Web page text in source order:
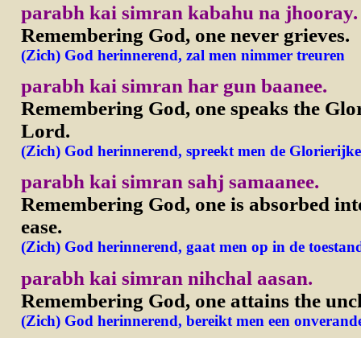
parabh kai simran kabahu na jhooray.
Remembering God, one never grieves.
(Zich) God herinnerend, zal men nimmer treuren
parabh kai simran har gun baanee.
Remembering God, one speaks the
Lord.
(Zich) God herinnerend, spreekt men de
parabh kai simran sahj samaanee.
Remembering God, one is absorbed
ease.
(Zich) God herinnerend, gaat men op in de
parabh kai simran nihchal aasan.
Remembering God, one attains the
(Zich) God herinnerend, bereikt men een